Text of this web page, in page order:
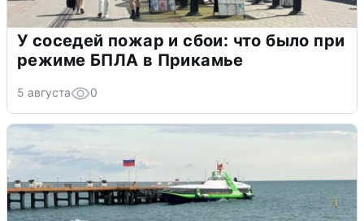
У соседей пожар и сбои: что было при
режиме БПЛА в Прикамье
5 августа 0